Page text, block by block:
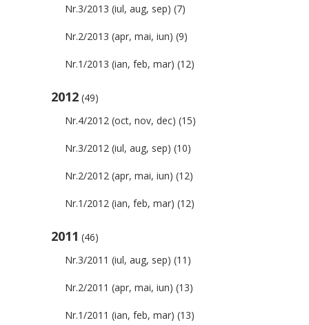
Nr.3/2013 (iul, aug, sep) (7)
Nr.2/2013 (apr, mai, iun) (9)
Nr.1/2013 (ian, feb, mar) (12)
2012 (49)
Nr.4/2012 (oct, nov, dec) (15)
Nr.3/2012 (iul, aug, sep) (10)
Nr.2/2012 (apr, mai, iun) (12)
Nr.1/2012 (ian, feb, mar) (12)
2011 (46)
Nr.3/2011 (iul, aug, sep) (11)
Nr.2/2011 (apr, mai, iun) (13)
Nr.1/2011 (ian, feb, mar) (13)